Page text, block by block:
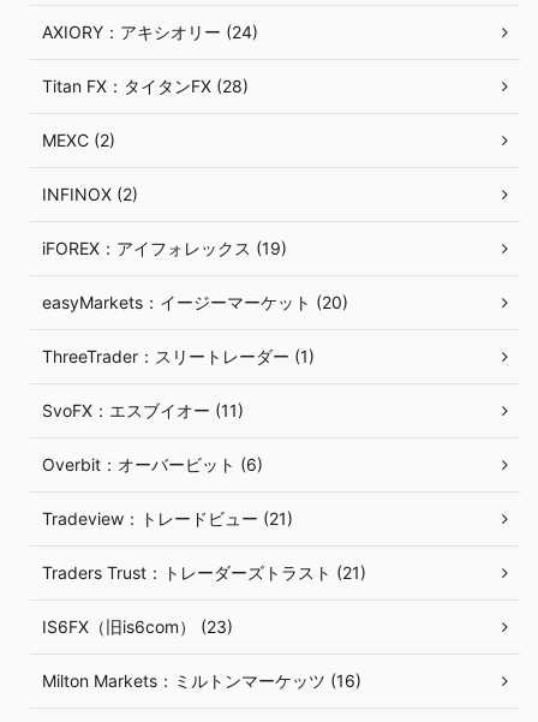
AXIORY：アキシオリー (24)
Titan FX：タイタンFX (28)
MEXC (2)
INFINOX (2)
iFOREX：アイフォレックス (19)
easyMarkets：イージーマーケット (20)
ThreeTrader：スリートレーダー (1)
SvoFX：エスブイオー (11)
Overbit：オーバービット (6)
Tradeview：トレードビュー (21)
Traders Trust：トレーダーズトラスト (21)
IS6FX（旧is6com） (23)
Milton Markets：ミルトンマーケッツ (16)